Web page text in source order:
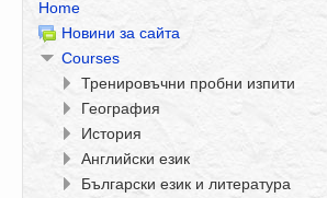
Home
Новини за сайта
Courses
Тренировъчни пробни изпити
География
История
Английски език
Български език и литература